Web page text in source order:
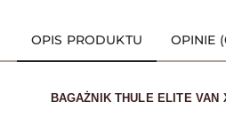
OPIS PRODUKTU OPINIE
BAGAŻNIK THULE ELITE VAN